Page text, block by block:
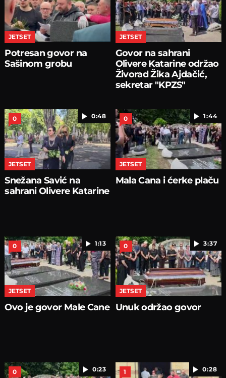
JETSET
Potresan govor na
Sašinom grobu
JETSET
Govor na sahrani
Olivere Katarine održao
Živorad Žika Ajdačić,
sekretar "KPZS"
0:48
0
JETSET
Snežana Savić na
sahrani Olivere Katarine
1:44
0
JETSET
Mala Cana i ćerke plaču
1:13
0
JETSET
Ovo je govor Male Cane
3:37
0
JETSET
Unuk održao govor
0:23
0 0:28
1